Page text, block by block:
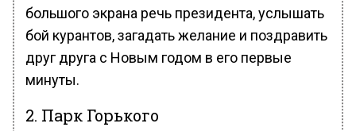
большого экрана речь президента, услышать
бой курантов, загадать желание и поздравить
друг друга с Новым годом в его первые
минуты.
2. Парк Горького